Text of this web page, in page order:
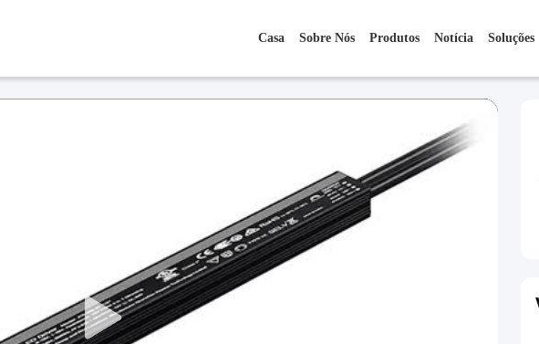
Casa Sobre Nós Produtos Notícia Soluções